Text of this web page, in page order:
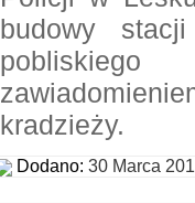
budowy
kradzieży.
Dodano: 30 Marca